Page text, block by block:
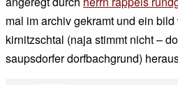
chef
mal im archiv gekramt und ein
kirnitzschtal (naja stimmt nicht –
saupsdorfer dorfbachgrund)